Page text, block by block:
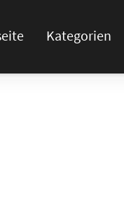
Kategorien